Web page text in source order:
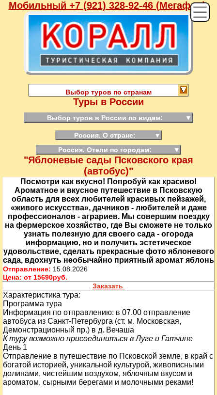
Мобильный +7 (921) 328-92-46 (Мегафон),
Выбор туров по странам
Туры в России
Выбор туров в России по видам: ▼
Россия. О стране:
▼
Россия. Отели по городам:
▼
"Яблоневые сады Псковского края
(автобус)"
Посмотри как вкусно! Попробуй как красиво!
Ароматное и вкусное путешествие в Псковскую
область для всех любителей красивых пейзажей,
«живого искусства», дачников - любителей и даже
профессионалов - аграриев. Мы совершим поездку
на фермерское хозяйство, где Вы сможете не только
узнать полезную для своего сада - огорода
информацию, но и получить эстетическое
удовольствие, сделать прекрасные фото яблоневого
сада, вдохнуть необычайно приятный аромат яблонь
Отправление: 15.08.2026
Цена: от 15690руб.
Заказать
Характеристика тура:
Программа тура
Информация по отправлению: в 07.00 отправление
автобуса из Санкт-Петербурга (ст. м. Московская,
Демонстрационный пр.) в д. Вечаша
К туру возможно присоединиться в Луге и Гатчине
День 1
Отправление в путешествие по Псковской земле, в край с
богатой историей, уникальной культурой, живописными
долинами, чистейшим воздухом, яблочным вкусом и
ароматом, сырными берегами и молочными реками!